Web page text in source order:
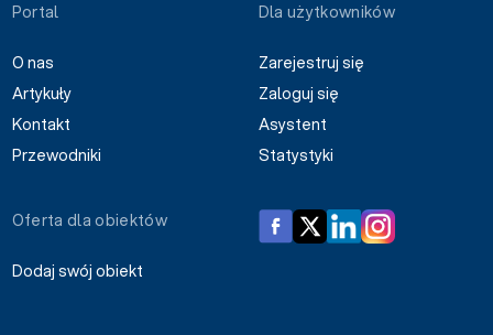
Portal
O nas
Artykuły
Kontakt
Przewodniki
Dla użytkowników
Zarejestruj się
Zaloguj się
Asystent
Statystyki
Oferta dla obiektów
Dodaj swój obiekt